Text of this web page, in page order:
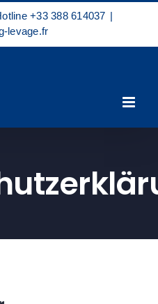
+33 388 614037 |
levage.fr